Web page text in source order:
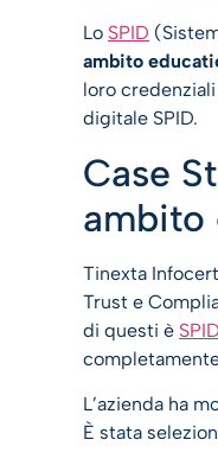
Lo SPID
ambito
loro
digitale SPID.
Case
ambito
Tinexta
Trust e
di questi è
L’azienda ha
È stata